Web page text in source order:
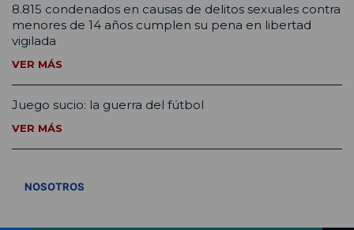
8.815 condenados en causas de delitos sexuales contra
menores de 14 años cumplen su pena en libertad
vigilada
VER MÁS
Juego sucio: la guerra del fútbol
VER MÁS
NOSOTROS